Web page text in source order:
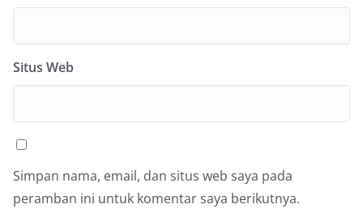
Situs Web
Simpan nama, email, dan situs web saya pada
peramban ini untuk komentar saya berikutnya.